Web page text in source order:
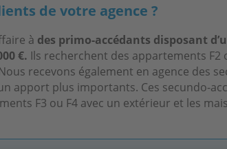
de votre agence ?
à des primo-accédants disposant
€. Ils recherchent des appartements F2
recevons également en agence des
apport plus importants. Ces secundo-
F3 ou F4 avec un extérieur et les